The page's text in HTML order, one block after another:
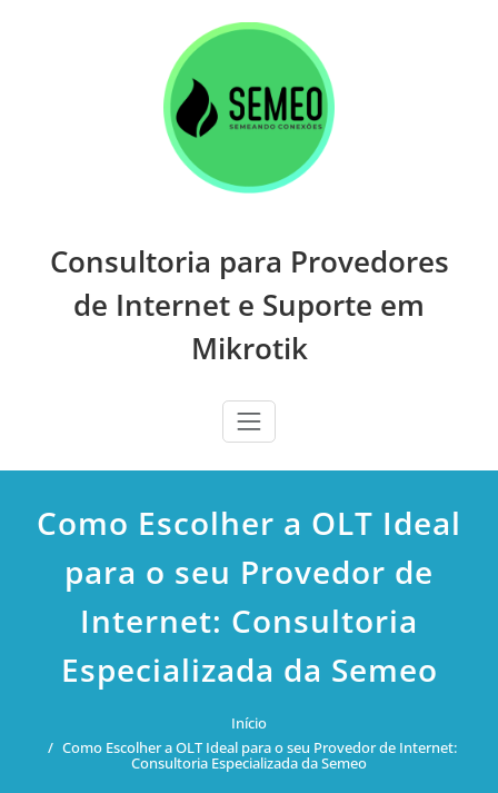
Consultoria para Provedores
de Internet e Suporte em
Mikrotik
Como Escolher a OLT Ideal
para o seu Provedor de
Internet: Consultoria
Especializada da Semeo
Início
Como Escolher a OLT Ideal para o seu Provedor de Internet:
Consultoria Especializada da Semeo